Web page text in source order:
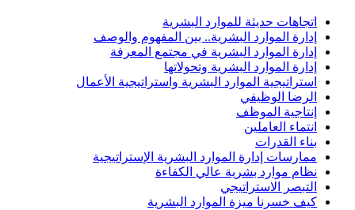
اتجاهات حديثة للموارد البشرية
إدارة الموارد البشرية.. بين المفهوم والوصف
إدارة الموارد البشرية في مجتمع المعرفة
إدارة الموارد البشرية وتحولاتها
استراتيجية الموارد البشرية واستراتيجية الأعمال
الرضا الوظيفي
إنتاجية الموظف
انتماء العاملين
بناء القدرات
ممارسات إدارة الموارد البشرية الإستراتيجية
نظام موارد بشرية عالي الكفاءة
التبصر الاستراتيجي
كيف خسرنا ميزة الموارد البشرية